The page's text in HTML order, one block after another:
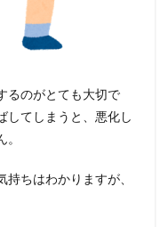
るのがとても大切で
してしまうと、悪化し
ちはわかりますが、